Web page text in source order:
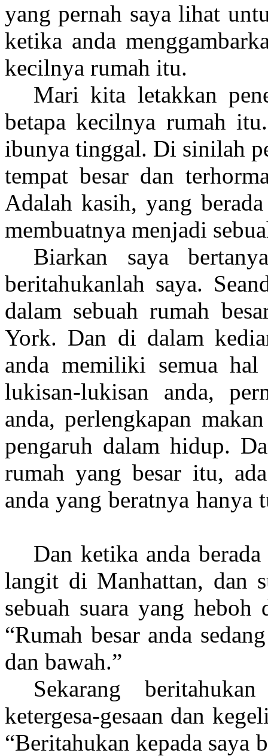
yang pernah saya lihat
ketika anda
kecilnya rumah itu.
Mari kita letakkan
betapa kecilnya rumah
ibunya tinggal. Di sinilah
tempat besar dan
Adalah kasih, yang
membuatnya menjadi
Biarkan saya
beritahukanlah saya.
dalam sebuah rumah
York. Dan di dalam
anda memiliki semua
lukisan-lukisan anda,
anda, perlengkapan
pengaruh dalam hidup.
rumah yang besar itu,
anda yang beratnya
Dan ketika anda
langit di Manhattan, dan
sebuah suara yang
“Rumah besar anda
dan bawah.”
Sekarang
ketergesa-gesaan dan
“Beritahukan kepada saya